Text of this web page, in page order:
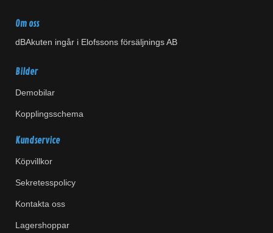
Om oss
dBAkuten ingår i Elofssons försäljnings AB
Bilder
Demobilar
Kopplingsschema
Kundservice
Köpvillkor
Sekretesspolicy
Kontakta oss
Lagershoppar